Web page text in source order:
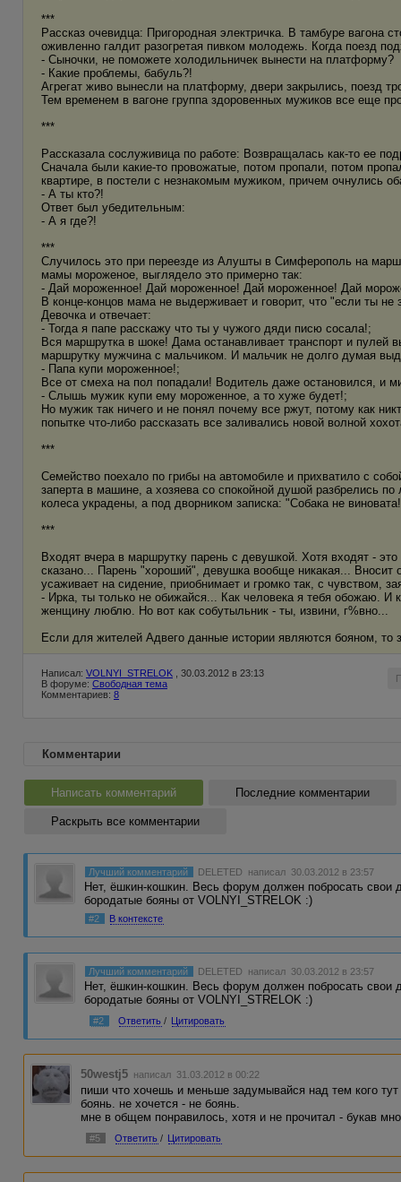
***
Рассказ очевидца: Пригородная электричка. В тамбуре вагона
оживленно галдит разогретая пивком молодежь. Когда поезд
- Сыночки, не поможете холодильничек вынести на платформу?
- Какие проблемы, бабуль?!
Агрегат живо вынесли на платформу, двери закрылись, поезд
Тем временем в вагоне группа здоровенных мужиков все еще
***
Рассказала сослуживица по работе: Возвращалась как-то ее
Сначала были какие-то провожатые, потом пропали, потом
квартире, в постели с незнакомым мужиком, причем очнулись
- А ты кто?!
Ответ был убедительным:
- А я где?!
***
Случилось это при переезде из Алушты в Симферополь на
мамы мороженое, выглядело это примерно так:
- Дай мороженное! Дай мороженное! Дай мороженное! Дай
В конце-концов мама не выдерживает и говорит, что "если ты не
Девочка и отвечает:
- Тогда я папе расскажу что ты у чужого дяди писю сосала!;
Вся маршрутка в шоке! Дама останавливает транспорт и пулей
маршрутку мужчина с мальчиком. И мальчик не долго думая
- Папа купи мороженное!;
Все от смеха на пол попадали! Водитель даже остановился, и
- Слышь мужик купи ему мороженное, а то хуже будет!;
Но мужик так ничего и не понял почему все ржут, потому как
попытке что-либо рассказать все заливались новой волной
***
Семейство поехало по грибы на автомобиле и прихватило с
заперта в машине, а хозяева со спокойной душой разбрелись
колеса украдены, а под дворником записка: "Собака не
***
Входят вчера в маршрутку парень с девушкой. Хотя входят - это
сказано... Парень "хороший", девушка вообще никакая... Вносит
усаживает на сидение, приобнимает и громко так, с чувством,
- Ирка, ты только не обижайся... Как человека я тебя обожаю. И
женщину люблю. Но вот как собутыльник - ты, извини, г%вно...
Если для жителей Адвего данные истории являются бояном, то
Написал: VOLNYI_STRELOK , 30.03.2012 в 23:13
В форуме: Свободная тема
Комментариев: 8
Комментарии
Написать комментарий Последние комментарии
Раскрыть все комментарии
Лучший комментарий DELETED написал 30.03.2012 в 23:57
Нет, ёшкин-кошкин. Весь форум должен побросать свои
бородатые бояны от VOLNYI_STRELOK :)
#2 В контексте
Лучший комментарий DELETED написал 30.03.2012 в 23:57
Нет, ёшкин-кошкин. Весь форум должен побросать свои
бородатые бояны от VOLNYI_STRELOK :)
#2 Ответить / Цитировать
50westj5 написал 31.03.2012 в 00:22
пиши что хочешь и меньше задумывайся над тем кого
боянь. не хочется - не боянь.
мне в общем понравилось, хотя и не прочитал - букав
#5 Ответить / Цитировать